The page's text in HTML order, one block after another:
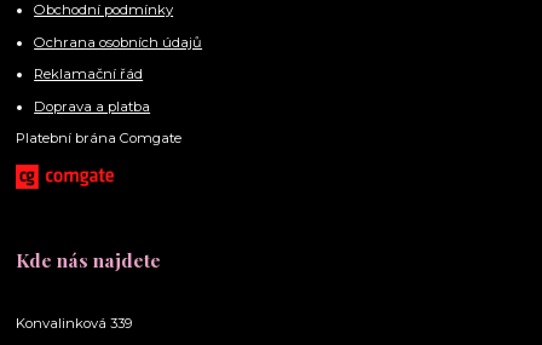
Obchodní podmínky
Ochrana osobních údajů
Reklamační řád
Doprava a platba
Platební brána Comgate
Kde nás najdete
Konvalinková 339